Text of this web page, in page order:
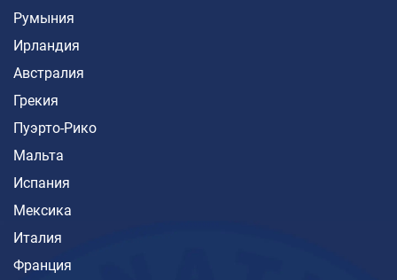
Румыния
Ирландия
Австралия
Грекия
Пуэрто-Рико
Мальта
Испания
Мексика
Италия
Франция